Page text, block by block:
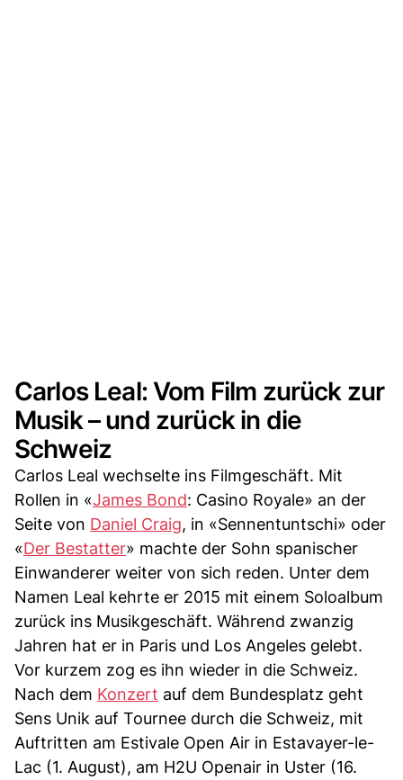
Carlos Leal: Vom Film zurück zur
Musik – und zurück in die
Schweiz
Carlos Leal wechselte ins Filmgeschäft. Mit
Rollen in «James Bond: Casino Royale» an der
Seite von Daniel Craig, in «Sennentuntschi» oder
«Der Bestatter» machte der Sohn spanischer
Einwanderer weiter von sich reden. Unter dem
Namen Leal kehrte er 2015 mit einem Soloalbum
zurück ins Musikgeschäft. Während zwanzig
Jahren hat er in Paris und Los Angeles gelebt.
Vor kurzem zog es ihn wieder in die Schweiz.
Nach dem Konzert auf dem Bundesplatz geht
Sens Unik auf Tournee durch die Schweiz, mit
Auftritten am Estivale Open Air in Estavayer-le-
Lac (1. August), am H2U Openair in Uster (16.